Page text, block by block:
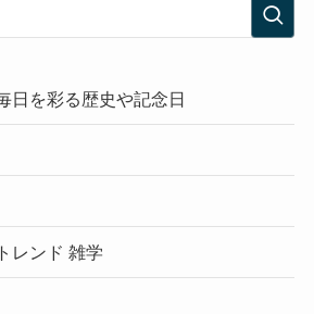
日を彩る歴史や記念日
レンド 雑学